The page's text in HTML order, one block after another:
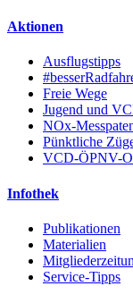
Aktionen
Ausflugstipps
Freie Wege
Jugend und
NOx-
Pünktliche
VCD-ÖPNV-
Infothek
Publikationen
Materialien
Service-Tipps